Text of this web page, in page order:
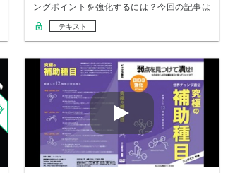
ングポイントを強化するには？今回の記事は
スクワット…
テキスト